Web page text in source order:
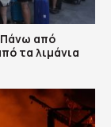
από
τα λιμάνια